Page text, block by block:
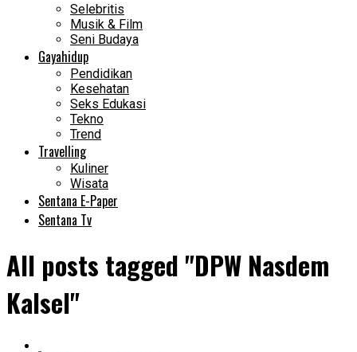
Selebritis
Musik & Film
Seni Budaya
Gayahidup
Pendidikan
Kesehatan
Seks Edukasi
Tekno
Trend
Travelling
Kuliner
Wisata
Sentana E-Paper
Sentana Tv
All posts tagged "DPW Nasdem
Kalsel"